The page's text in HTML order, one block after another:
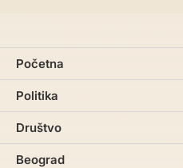
Početna
Politika
Društvo
Beograd